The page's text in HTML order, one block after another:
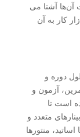
آن‌ها آشنا مى
كار به آن
دوره و
آزمون و
است تا
متعدد و
منتورها